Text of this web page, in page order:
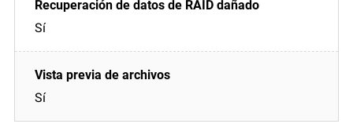
Sí
Sí